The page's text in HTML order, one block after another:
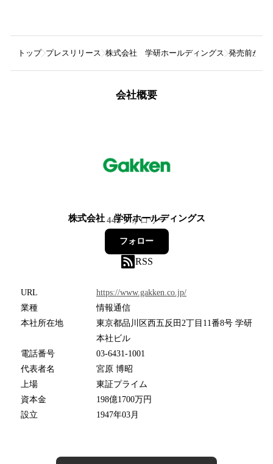
トップ プレスリリース 株式会社 学研ホールディングス 発売前から
会社概要
株式会社 学研ホールディングス
445フォロワー
フォロー
RSS
URL
https://www.gakken.co.jp/
業種
情報通信
本社所在地
東京都品川区西五反田2丁目11番8号 学研
本社ビル
電話番号
03-6431-1001
代表者名
宮原 博昭
上場
東証プライム
資本金
198億1700万円
設立
1947年03月